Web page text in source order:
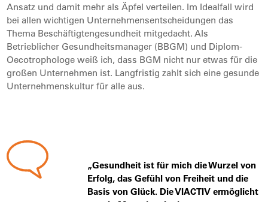
Ansatz und damit mehr als Äpfel verteilen. Im Idealfall wird
bei allen wichtigen Unternehmensentscheidungen das
Thema Beschäftigtengesundheit mitgedacht. Als
Betrieblicher Gesundheitsmanager (BBGM) und Diplom-
Oecotrophologe weiß ich, dass BGM nicht nur etwas für die
großen Unternehmen ist. Langfristig zahlt sich eine gesunde
Unternehmenskultur für alle aus.
„Gesundheit ist für mich die Wurzel von
Erfolg, das Gefühl von Freiheit und die
Basis von Glück. Die VIACTIV ermöglicht